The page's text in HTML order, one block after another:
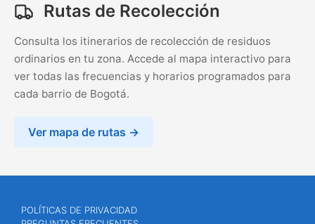
Rutas de Recolección
Consulta los itinerarios de recolección de residuos
ordinarios en tu zona. Accede al mapa interactivo para
ver todas las frecuencias y horarios programados para
cada barrio de Bogotá.
Ver mapa de rutas →
POLÍTICAS DE PRIVACIDAD